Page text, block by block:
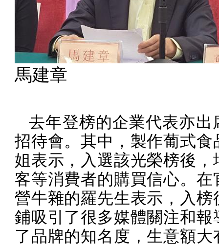
馬建章
去年登榜的企業代表亦出
招待會。其中，製作葡式食
姐表示，入選該光榮榜後，
客等消費者的購買信心。在
營牛雜的羅先生表示，入榜
鋪吸引了很多媒體關注和報
了品牌的知名度，生意額大